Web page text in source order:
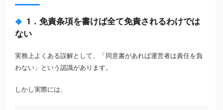
1．免責条項を書けば全て免責されるわけでは
ない
実務上よくある誤解として、「同意書があれば運営者は責任を負
わない」という認識があります。
しかし実際には、